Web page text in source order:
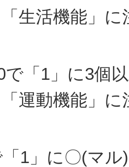
生活機能」に
で「1」に3個
運動機能」に
「1」に〇(マ